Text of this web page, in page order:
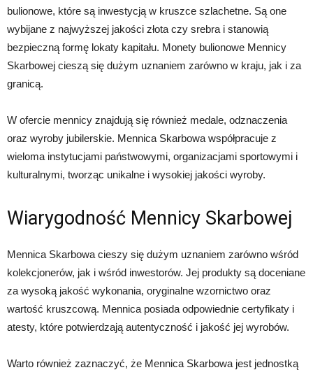
bulionowe, które są inwestycją w kruszce szlachetne. Są one
wybijane z najwyższej jakości złota czy srebra i stanowią
bezpieczną formę lokaty kapitału. Monety bulionowe Mennicy
Skarbowej cieszą się dużym uznaniem zarówno w kraju, jak i za
granicą.
W ofercie mennicy znajdują się również medale, odznaczenia
oraz wyroby jubilerskie. Mennica Skarbowa współpracuje z
wieloma instytucjami państwowymi, organizacjami sportowymi i
kulturalnymi, tworząc unikalne i wysokiej jakości wyroby.
Wiarygodność Mennicy Skarbowej
Mennica Skarbowa cieszy się dużym uznaniem zarówno wśród
kolekcjonerów, jak i wśród inwestorów. Jej produkty są doceniane
za wysoką jakość wykonania, oryginalne wzornictwo oraz
wartość kruszcową. Mennica posiada odpowiednie certyfikaty i
atesty, które potwierdzają autentyczność i jakość jej wyrobów.
Warto również zaznaczyć, że Mennica Skarbowa jest jednostką